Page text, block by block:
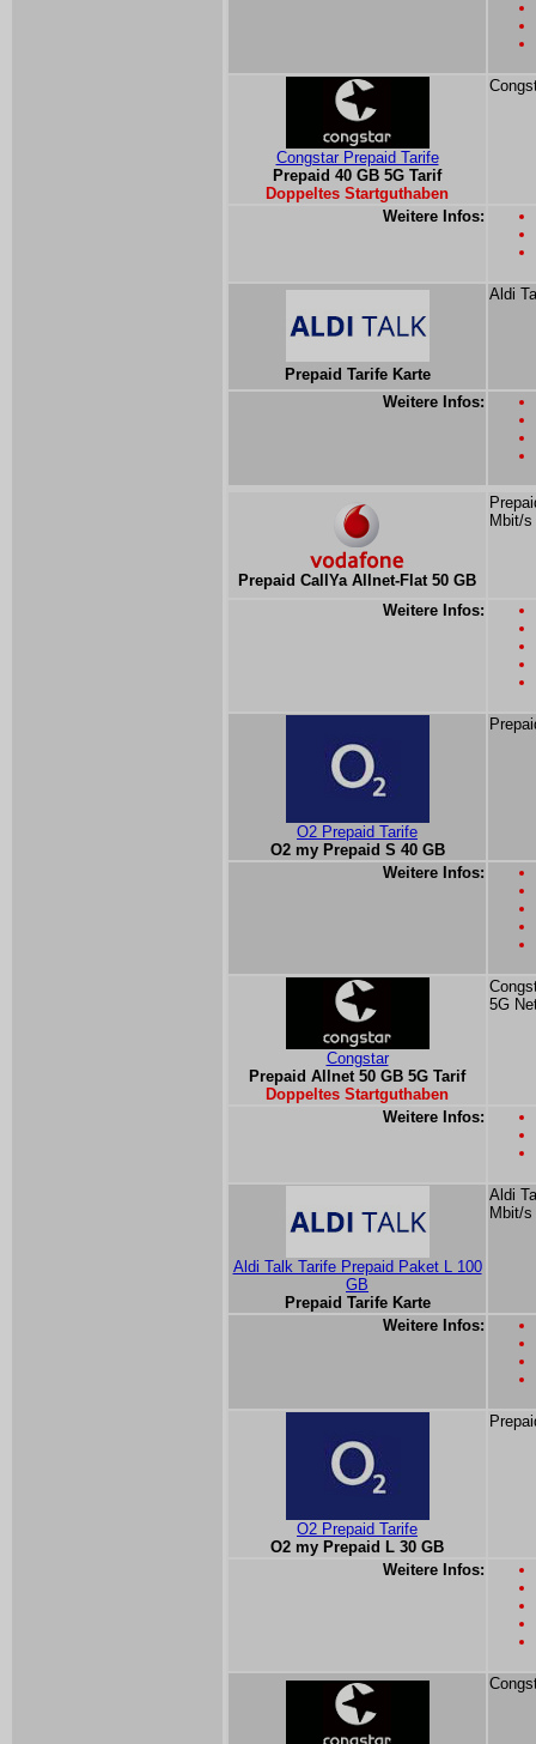
Congstar Prepaid Tarife
Prepaid 40 GB 5G Tarif
Doppeltes Startguthaben
Weitere Infos:
Prepaid Tarife Karte
Aldi
Weitere Infos:
Prepaid CallYa Allnet-Flat 50 GB
Mbit/s
Weitere Infos:
O2 Prepaid Tarife
O2 my Prepaid S 40 GB
Weitere Infos:
Congstar
Prepaid Allnet 50 GB 5G Tarif
Doppeltes Startguthaben
5G
Weitere Infos:
Aldi Talk Tarife Prepaid Paket L 100
GB
Prepaid Tarife Karte
Aldi
Mbit/s
Weitere Infos:
O2 Prepaid Tarife
O2 my Prepaid L 30 GB
Weitere Infos: